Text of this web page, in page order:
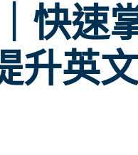
快速
升英